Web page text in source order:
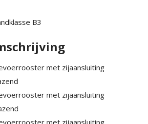
B3
met zijaansluiting
met zijaansluiting
met zijaansluiting
EXAMPLE POP-UP